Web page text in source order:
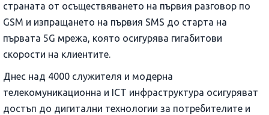
страната от осъществяването на първия разговор по
GSM и изпращането на първия SMS до старта на
първата 5G мрежа, която осигурява гигабитови
скорости на клиентите.
Днес над 4000 служителя и модерна
телекомуникационна и ICT инфраструктура осигуряват
достъп до дигитални технологии за потребителите и